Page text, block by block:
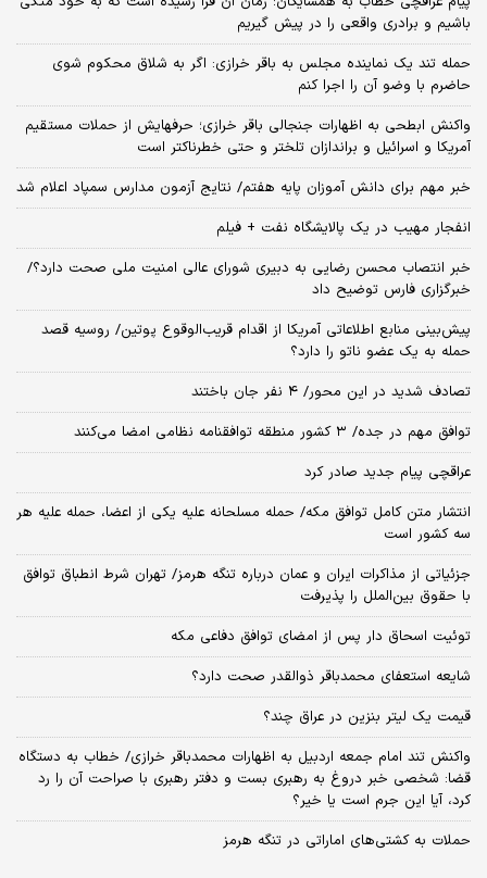
باشیم و برادری واقعی را در پیش گیریم
حمله تند یک نماینده مجلس به باقر خرازی: اگر به شلاق محکوم شوی
حاضرم با وضو آن را اجرا کنم
واکنش ابطحی به اظهارات جنجالی باقر خرازی؛ حرفهایش از حملات مستقیم
آمریکا و اسرائیل و براندازان تلختر و حتی خطرناکتر است
خبر مهم برای دانش آموزان پایه هفتم/ نتایج آزمون مدارس سمپاد اعلام شد
انفجار مهیب در یک پالایشگاه نفت + فیلم
خبر انتصاب محسن رضایی به دبیری شورای عالی امنیت ملی صحت دارد؟/
خبرگزاری فارس توضیح داد
پیش‌بینی منابع اطلاعاتی آمریکا از اقدام قریب‌الوقوع پوتین/ روسیه قصد
حمله به یک عضو ناتو را دارد؟
تصادف شدید در این محور/ ۴ نفر جان باختند
توافق مهم در جده/ ۳ کشور منطقه توافقنامه نظامی امضا می‌کنند
عراقچی پیام جدید صادر کرد
انتشار متن کامل توافق مکه/ حمله مسلحانه علیه یکی از اعضا، حمله علیه هر
سه کشور است
جزئیاتی از مذاکرات ایران و عمان درباره تنگه هرمز/ تهران شرط انطباق توافق
با حقوق بین‌الملل را پذیرفت
توئیت اسحاق دار پس از امضای توافق دفاعی مکه
شایعه استعفای محمدباقر ذوالقدر صحت دارد؟
قیمت یک لیتر بنزین در عراق چند؟
واکنش تند امام جمعه اردبیل به اظهارات محمدباقر خرازی/ خطاب به دستگاه
قضا: شخصی خبر دروغ به رهبری بست و دفتر رهبری با صراحت آن را رد
کرد، آیا این جرم است یا خیر؟
حملات به کشتی‌های اماراتی در تنگه هرمز